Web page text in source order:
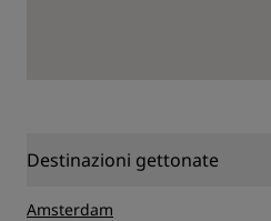
Destinazioni gettonate
Amsterdam